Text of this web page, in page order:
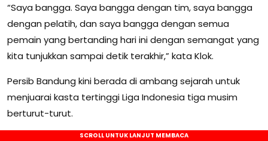
“Saya bangga. Saya bangga dengan tim, saya bangga
dengan pelatih, dan saya bangga dengan semua
pemain yang bertanding hari ini dengan semangat yang
kita tunjukkan sampai detik terakhir,” kata Klok.
Persib Bandung kini berada di ambang sejarah untuk
menjuarai kasta tertinggi Liga Indonesia tiga musim
berturut-turut.